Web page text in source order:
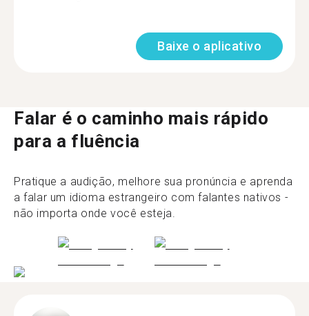
Baixe o aplicativo
Falar é o caminho mais rápido
para a fluência
Pratique a audição, melhore sua pronúncia e aprenda
a falar um idioma estrangeiro com falantes nativos -
não importa onde você esteja.